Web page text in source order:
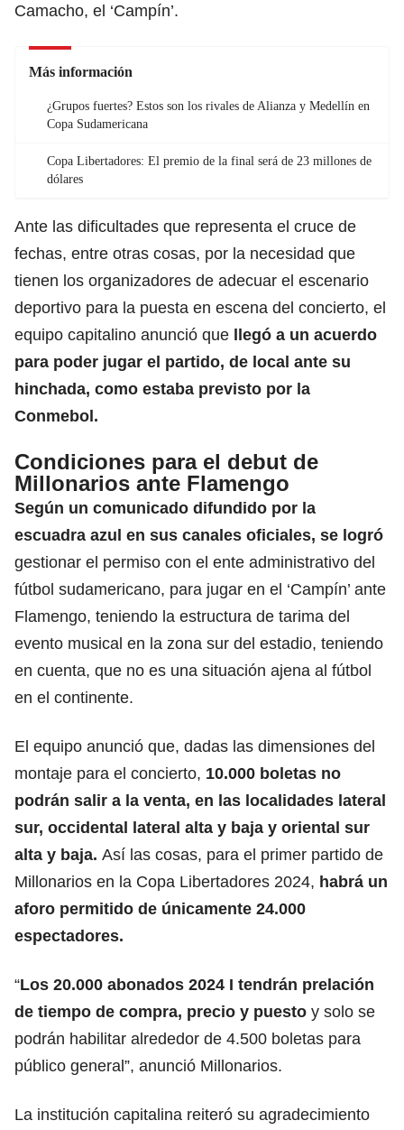
Camacho, el ‘Campín’.
Más información
¿Grupos fuertes? Estos son los rivales de Alianza y Medellín en
Copa Sudamericana
Copa Libertadores: El premio de la final será de 23 millones de
dólares
Ante las dificultades que representa el cruce de
fechas, entre otras cosas, por la necesidad que
tienen los organizadores de adecuar el escenario
deportivo para la puesta en escena del concierto, el
equipo capitalino anunció que llegó a un acuerdo
para poder jugar el partido, de local ante su
hinchada, como estaba previsto por la
Conmebol.
Condiciones para el debut de
Millonarios ante Flamengo
Según un comunicado difundido por la
escuadra azul en sus canales oficiales, se logró
gestionar el permiso con el ente administrativo del
fútbol sudamericano, para jugar en el ‘Campín’ ante
Flamengo, teniendo la estructura de tarima del
evento musical en la zona sur del estadio, teniendo
en cuenta, que no es una situación ajena al fútbol
en el continente.
El equipo anunció que, dadas las dimensiones del
montaje para el concierto, 10.000 boletas no
podrán salir a la venta, en las localidades lateral
sur, occidental lateral alta y baja y oriental sur
alta y baja. Así las cosas, para el primer partido de
Millonarios en la Copa Libertadores 2024, habrá un
aforo permitido de únicamente 24.000
espectadores.
“Los 20.000 abonados 2024 I tendrán prelación
de tiempo de compra, precio y puesto y solo se
podrán habilitar alrededor de 4.500 boletas para
público general”, anunció Millonarios.
La institución capitalina reiteró su agradecimiento